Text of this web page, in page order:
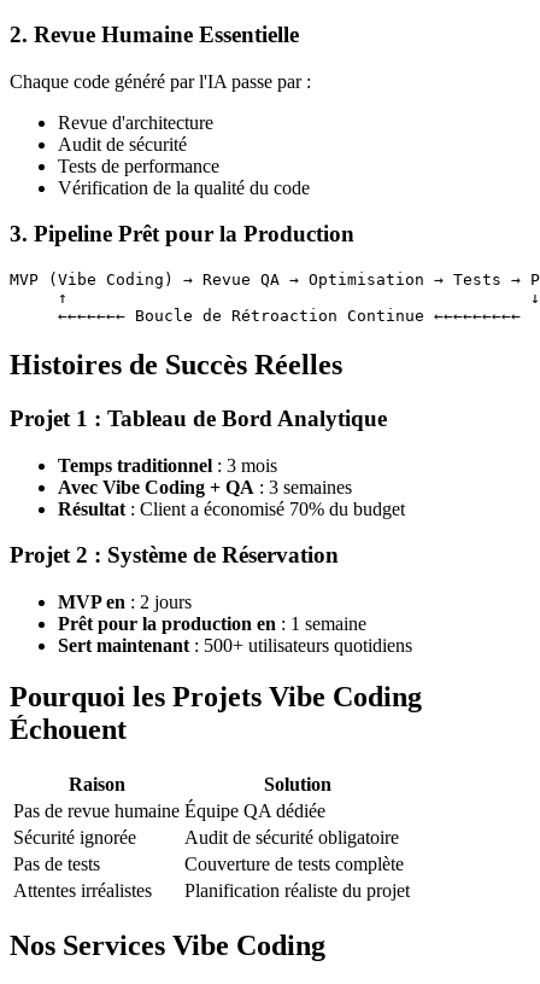
2. Revue Humaine Essentielle
Chaque code généré par l'IA passe par :
Revue d'architecture
Audit de sécurité
Tests de performance
Vérification de la qualité du code
3. Pipeline Prêt pour la Production
MVP (Vibe Coding) → Revue QA → Optimisation → Tests →
     ↑                                                ↓
Histoires de Succès Réelles
Projet 1 : Tableau de Bord Analytique
Temps traditionnel : 3 mois
Avec Vibe Coding + QA : 3 semaines
Résultat : Client a économisé 70% du budget
Projet 2 : Système de Réservation
MVP en : 2 jours
Prêt pour la production en : 1 semaine
Sert maintenant : 500+ utilisateurs quotidiens
Pourquoi les Projets Vibe Coding
Échouent
Raison
Solution
Pas de revue humaine Équipe QA dédiée
Sécurité ignorée
Audit de sécurité obligatoire
Pas de tests
Couverture de tests complète
Attentes irréalistes
Planification réaliste du projet
Nos Services Vibe Coding